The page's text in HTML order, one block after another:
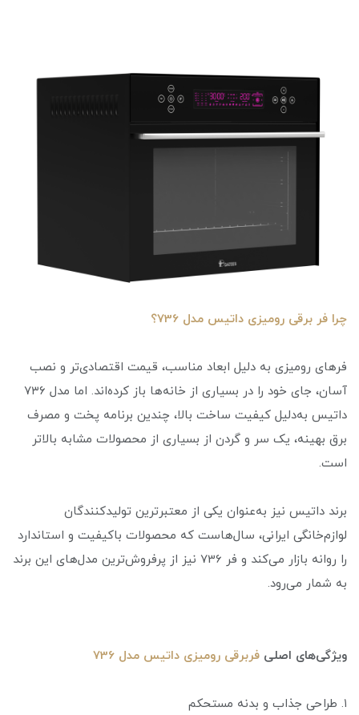
چرا فر برقی رومیزی داتیس مدل 736؟
فرهای رومیزی به دلیل ابعاد مناسب، قیمت اقتصادی‌تر و نصب
آسان، جای خود را در بسیاری از خانه‌ها باز کرده‌اند. اما مدل ۷۳۶
داتیس به‌دلیل کیفیت ساخت بالا، چندین برنامه پخت و مصرف
برق بهینه، یک سر و گردن از بسیاری از محصولات مشابه بالاتر
است.
برند داتیس نیز به‌عنوان یکی از معتبرترین تولیدکنندگان
لوازم‌خانگی ایرانی، سال‌هاست که محصولات باکیفیت و استاندارد
را روانه بازار می‌کند و فر 736 نیز از پرفروش‌ترین مدل‌های این برند
به شمار می‌رود.
ویژگی‌های اصلی فربرقی رومیزی داتیس مدل 736
۱. طراحی جذاب و بدنه مستحکم